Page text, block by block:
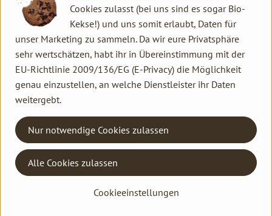
Produktinformationen
Herkunft
Kontakt allgemein
Familie Hannen GbR
Neu Lammertzhof, 41564 Kaarst
Cookies zulasst (bei uns sind es sogar Bio-
Kekse!) und uns somit erlaubt, Daten für
unser Marketing zu sammeln. Da wir eure Privatsphäre
sehr wertschätzen, habt ihr in Übereinstimmung mit der
EU-Richtlinie 2009/136/EG (E-Privacy) die Möglichkeit
genau einzustellen, an welche Dienstleister ihr Daten
weitergebt.
Cookieeinstellungen
Nur notwendige Cookies zulassen
Alle Cookies zulassen